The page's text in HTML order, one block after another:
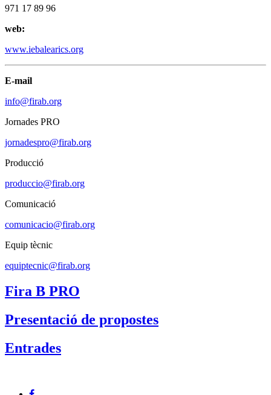
971 17 89 96
web:
www.iebalearics.org
E-mail
info@firab.org
Jornades PRO
jornadespro@firab.org
Producció
produccio@firab.org
Comunicació
comunicacio@firab.org
Equip tècnic
equiptecnic@firab.org
Fira B PRO
Presentació de propostes
Entrades